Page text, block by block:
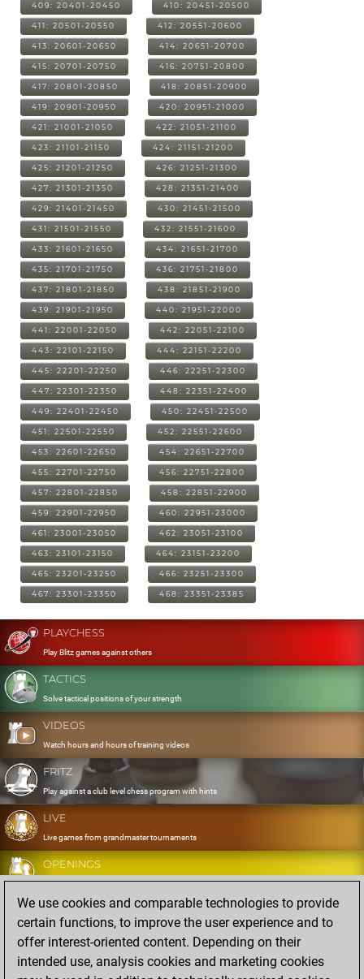
409: 20401-20450 410: 20451-20500
411: 20501-20550 412: 20551-20600
413: 20601-20650 414: 20651-20700
415: 20701-20750 416: 20751-20800
417: 20801-20850 418: 20851-20900
419: 20901-20950 420: 20951-21000
421: 21001-21050 422: 21051-21100
423: 21101-21150 424: 21151-21200
425: 21201-21250 426: 21251-21300
427: 21301-21350 428: 21351-21400
429: 21401-21450 430: 21451-21500
431: 21501-21550 432: 21551-21600
433: 21601-21650 434: 21651-21700
435: 21701-21750 436: 21751-21800
437: 21801-21850 438: 21851-21900
439: 21901-21950 440: 21951-22000
441: 22001-22050 442: 22051-22100
443: 22101-22150 444: 22151-22200
445: 22201-22250 446: 22251-22300
447: 22301-22350 448: 22351-22400
449: 22401-22450 450: 22451-22500
451: 22501-22550 452: 22551-22600
453: 22601-22650 454: 22651-22700
455: 22701-22750 456: 22751-22800
457: 22801-22850 458: 22851-22900
459: 22901-22950 460: 22951-23000
461: 23001-23050 462: 23051-23100
463: 23101-23150 464: 23151-23200
465: 23201-23250 466: 23251-23300
467: 23301-23350 468: 23351-23385
PLAYCHESS
Play Blitz games against others
TACTICS
Solve tactical positions of your strength
VIDEOS
Watch hours and hours of training videos
FRITZ
Play against a club level chess program with hints
LIVE
Live games from grandmaster tournaments
OPENINGS
Develop and exercise your openings
DATABASE
Eight million strong games
MYGAMES
Store and analyse your own games in the cloud
We use cookies and comparable technologies to provide
certain functions, to improve the user experience and to
offer interest-oriented content. Depending on their
intended use, analysis cookies and marketing cookies